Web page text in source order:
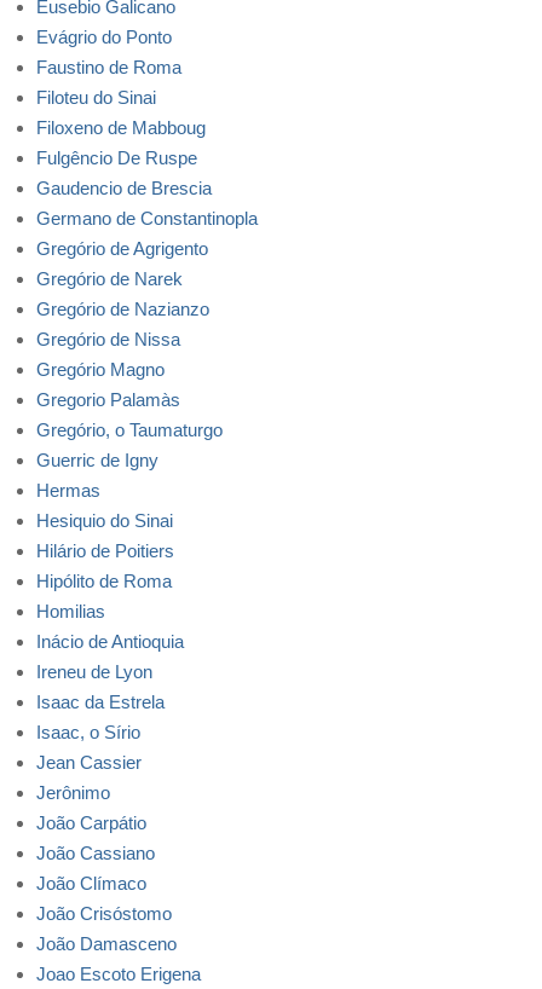
Eusebio Galicano
Evágrio do Ponto
Faustino de Roma
Filoteu do Sinai
Filoxeno de Mabboug
Fulgêncio De Ruspe
Gaudencio de Brescia
Germano de Constantinopla
Gregório de Agrigento
Gregório de Narek
Gregório de Nazianzo
Gregório de Nissa
Gregório Magno
Gregorio Palamàs
Gregório, o Taumaturgo
Guerric de Igny
Hermas
Hesiquio do Sinai
Hilário de Poitiers
Hipólito de Roma
Homilias
Inácio de Antioquia
Ireneu de Lyon
Isaac da Estrela
Isaac, o Sírio
Jean Cassier
Jerônimo
João Carpátio
João Cassiano
João Clímaco
João Crisóstomo
João Damasceno
Joao Escoto Erigena